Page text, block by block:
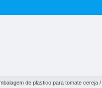
de plastico para tomate cereja